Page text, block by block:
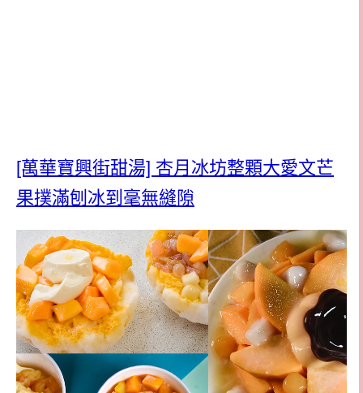
[萬華寶興街甜湯] 杏月冰坊整顆大愛文芒
果撲滿刨冰到毫無縫隙